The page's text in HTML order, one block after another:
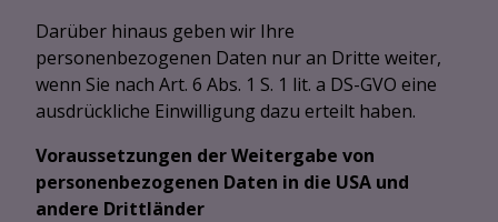
Darüber hinaus geben wir Ihre
personenbezogenen Daten nur an Dritte weiter,
wenn Sie nach Art. 6 Abs. 1 S. 1 lit. a DS-GVO eine
ausdrückliche Einwilligung dazu erteilt haben.
Voraussetzungen der Weitergabe von
personenbezogenen Daten in die USA und
andere Drittländer